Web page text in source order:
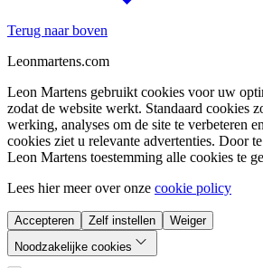
Terug naar boven
Leonmartens.com
Leon Martens gebruikt cookies voor uw
zodat de website werkt. Standaard cookies
werking, analyses om de site te verbeteren
cookies ziet u relevante advertenties. Door
Leon Martens toestemming alle cookies te
Lees hier meer over onze cookie policy
Accepteren Zelf instellen
Weiger
Noodzakelijke cookies